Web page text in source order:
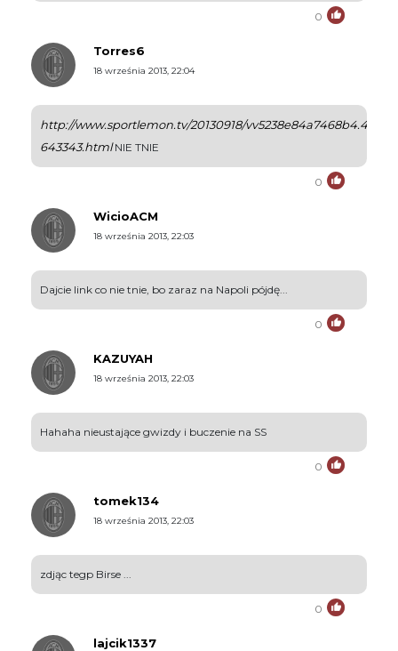
0
Torres6
18 września 2013, 22:04
http://www.sportlemon.tv/20130918/
643343.htmlNIE TNIE
0
WicioACM
18 września 2013, 22:03
Dajcie link co nie tnie, bo zaraz na Napoli pójdę...
0
KAZUYAH
18 września 2013, 22:03
Hahaha nieustające gwizdy i buczenie na SS
0
tomek134
18 września 2013, 22:03
zdjąc tegp Birse ...
0
lajcik1337